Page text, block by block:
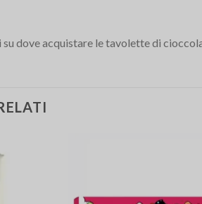
dove acquistare le tavolette di